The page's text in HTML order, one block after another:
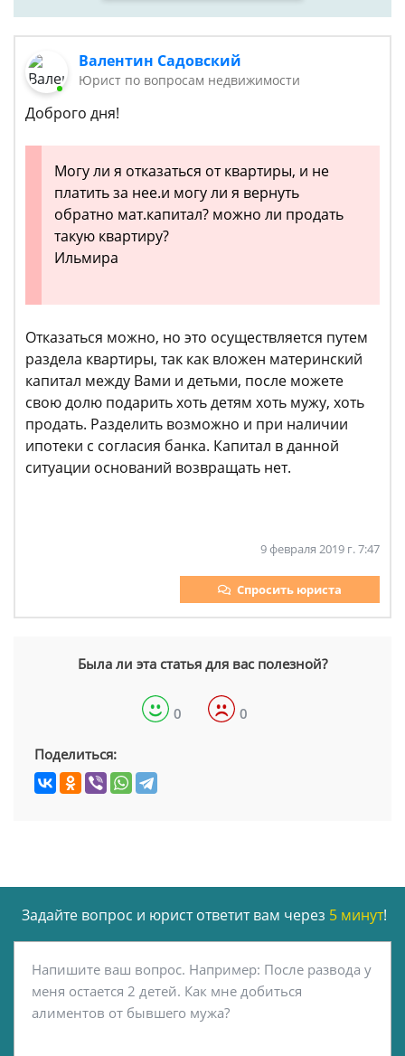
Валентин Садовский
Юрист по вопросам недвижимости
Доброго дня!
Могу ли я отказаться от квартиры, и не
платить за нее.и могу ли я вернуть
обратно мат.капитал? можно ли продать
такую квартиру?
Ильмира
Отказаться можно, но это осуществляется путем
раздела квартиры, так как вложен материнский
капитал между Вами и детьми, после можете
свою долю подарить хоть детям хоть мужу, хоть
продать. Разделить возможно и при наличии
ипотеки с согласия банка. Капитал в данной
ситуации оснований возвращать нет.
9 февраля 2019 г. 7:47
Спросить юриста
Была ли эта статья для вас полезной?
0 0
Поделиться:
Задайте вопрос и юрист ответит вам через 5 минут!